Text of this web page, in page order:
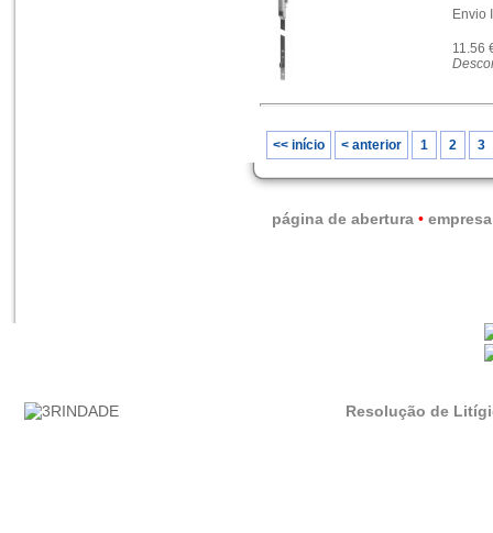
Envio
11.56
<< início < anterior 1 2 3
página de abertura • empresa
Resolução de